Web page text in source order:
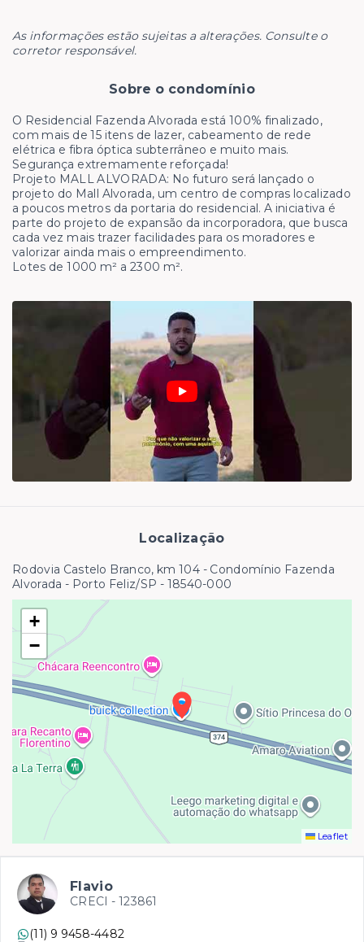
As informações estão sujeitas a alterações. Consulte o
corretor responsável.
Sobre o condomínio
O Residencial Fazenda Alvorada está 100% finalizado,
com mais de 15 itens de lazer, cabeamento de rede
elétrica e fibra óptica subterrâneo e muito mais.
Segurança extremamente reforçada!
Projeto MALL ALVORADA: No futuro será lançado o
projeto do Mall Alvorada, um centro de compras localizado
a poucos metros da portaria do residencial. A iniciativa é
parte do projeto de expansão da incorporadora, que busca
cada vez mais trazer facilidades para os moradores e
valorizar ainda mais o empreendimento.
Lotes de 1000 m² a 2300 m².
Localização
Rodovia Castelo Branco, km 104 - Condomínio Fazenda
Alvorada - Porto Feliz/SP - 18540-000
+
−
Leaflet
Flavio
CRECI - 123861
(11) 9 9458-4482